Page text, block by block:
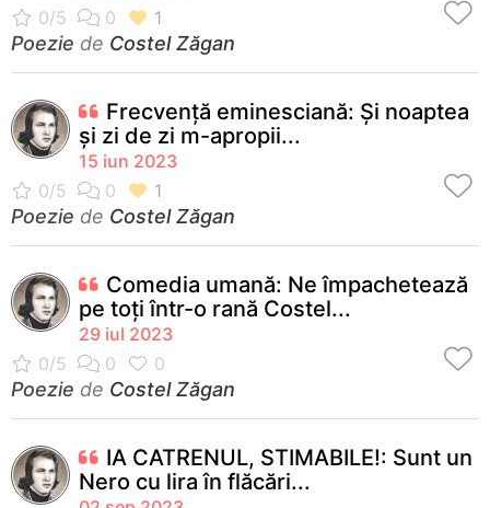
Poezie de Costel Zăgan
Frecvență eminesciană: Și noaptea
și zi de zi m-apropii...
15 iun 2023
Poezie de Costel Zăgan
Comedia umană: Ne împachetează
pe toți într-o rană Costel...
29 iul 2023
Poezie de Costel Zăgan
IA CATRENUL, STIMABILE!: Sunt un
Nero cu lira în flăcări...